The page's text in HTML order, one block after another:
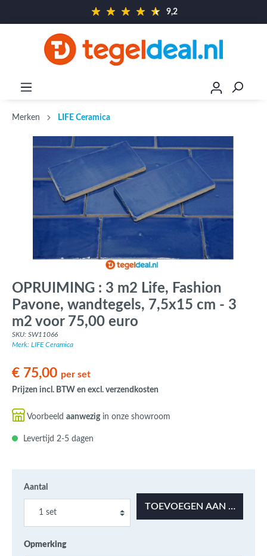
9,2
Merken LIFE Ceramica
OPRUIMING : 3 m2 Life, Fashion
Pavone, wandtegels, 7,5x15 cm - 3
m2 voor 75,00 euro
SKU: SW11066
Merk: LIFE Ceramica
€ 75,00 per set
Prijzen incl. BTW en excl. verzendkosten
Voorbeeld aanwezigin onze showroom
Levertijd 2-5 dagen
Aantal
TOEVOEGEN AAN
Opmerking